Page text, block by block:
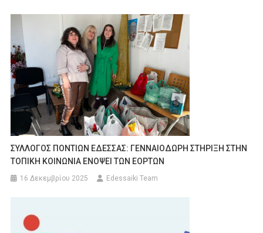
ΣΥΛΛΟΓΟΣ ΠΟΝΤΙΩΝ ΕΔΕΣΣΑΣ: ΓΕΝΝΑΙΟΔΩΡΗ ΣΤΗΡΙΞΗ ΣΤΗΝ
ΤΟΠΙΚΗ ΚΟΙΝΩΝΙΑ ΕΝΟΨΕΙ ΤΩΝ ΕΟΡΤΩΝ
16 Δεκεμβρίου 2025 Edessaiki Team